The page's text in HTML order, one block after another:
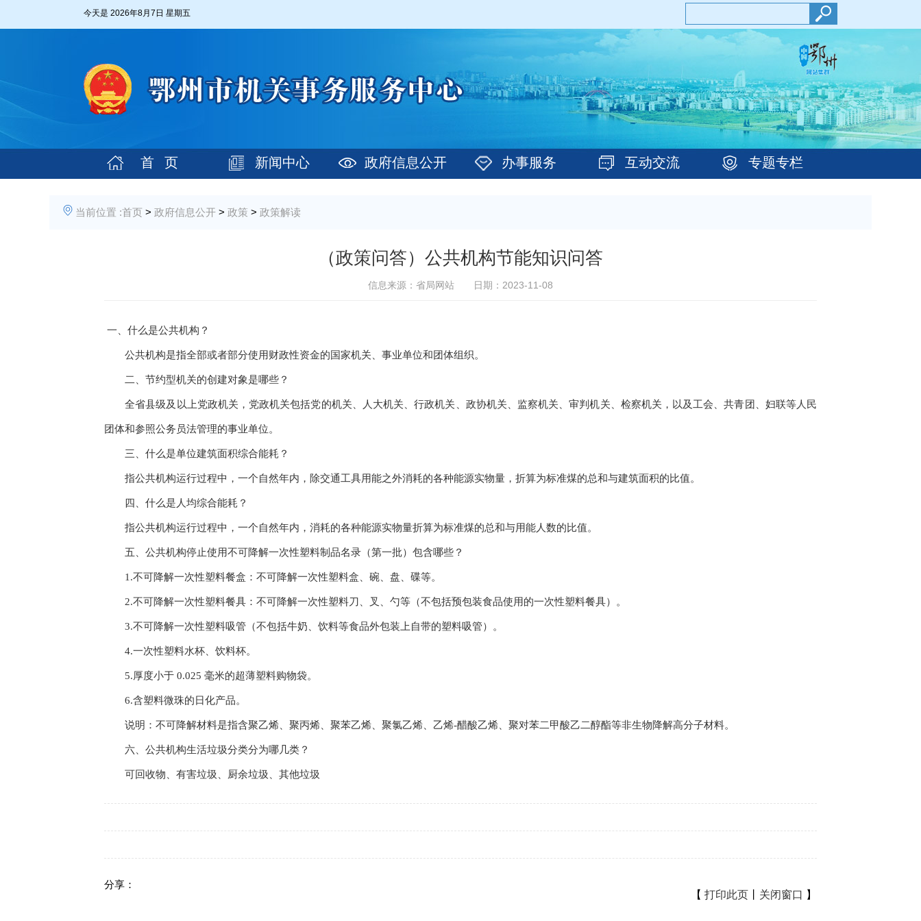
今天是 2026年8月7日 星期五
首 页 新闻中心 政府信息公开 办事服务 互动交流 专题专栏
当前位置 :首页 > 政府信息公开 > 政策 > 政策解读
（政策问答）公共机构节能知识问答
信息来源：省局网站 日期：2023-11-08
一、什么是公共机构？
公共机构是指全部或者部分使用财政性资金的国家机关、事业单位和团体组织。
二、节约型机关的创建对象是哪些？
全省县级及以上党政机关，党政机关包括党的机关、人大机关、行政机关、政协机关、监察机关、审判机关、检察机关，以及工会、共青团、妇联等人民
团体和参照公务员法管理的事业单位。
三、什么是单位建筑面积综合能耗？
指公共机构运行过程中，一个自然年内，除交通工具用能之外消耗的各种能源实物量，折算为标准煤的总和与建筑面积的比值。
四、什么是人均综合能耗？
指公共机构运行过程中，一个自然年内，消耗的各种能源实物量折算为标准煤的总和与用能人数的比值。
五、公共机构停止使用不可降解一次性塑料制品名录（第一批）包含哪些？
1.不可降解一次性塑料餐盒：不可降解一次性塑料盒、碗、盘、碟等。
2.不可降解一次性塑料餐具：不可降解一次性塑料刀、叉、勺等（不包括预包装食品使用的一次性塑料餐具）。
3.不可降解一次性塑料吸管（不包括牛奶、饮料等食品外包装上自带的塑料吸管）。
4.一次性塑料水杯、饮料杯。
5.厚度小于 0.025 毫米的超薄塑料购物袋。
6.含塑料微珠的日化产品。
说明：不可降解材料是指含聚乙烯、聚丙烯、聚苯乙烯、聚氯乙烯、乙烯-醋酸乙烯、聚对苯二甲酸乙二醇酯等非生物降解高分子材料。
六、公共机构生活垃圾分类分为哪几类？
可回收物、有害垃圾、厨余垃圾、其他垃圾
分享：
【 打印此页 关闭窗口 】